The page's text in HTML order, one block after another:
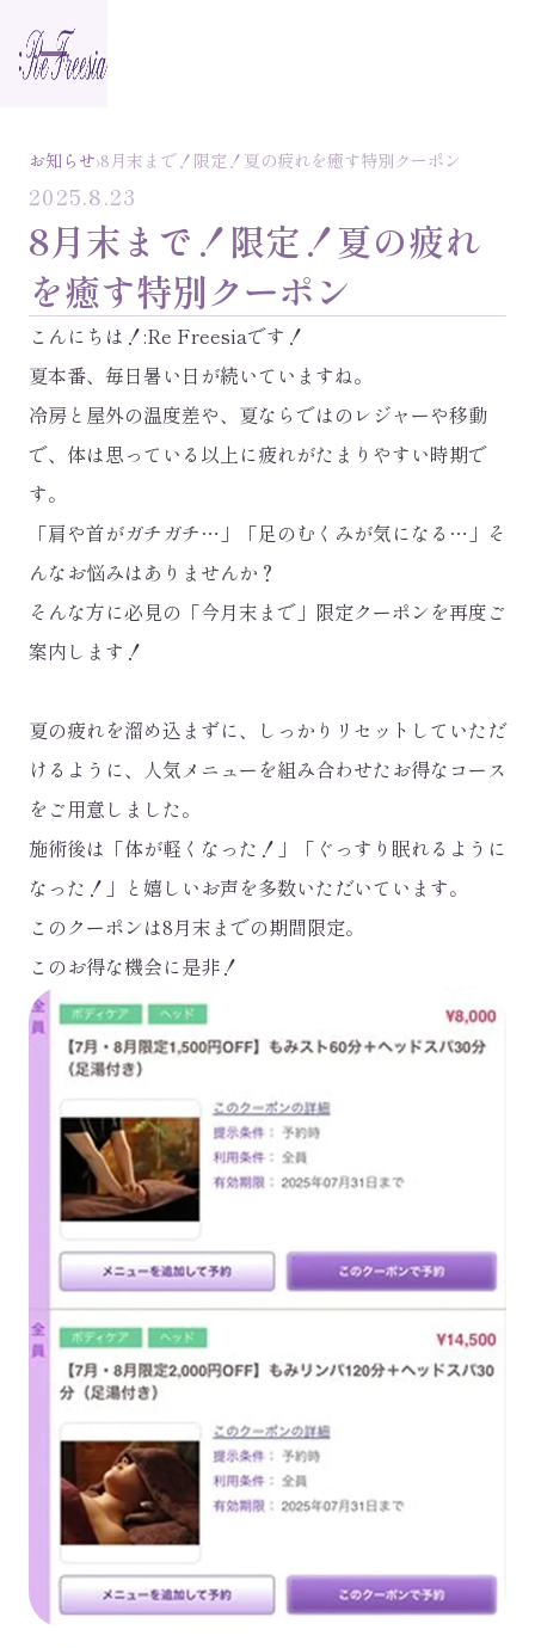
お知らせ›8月末まで！限定！夏の疲れを癒す特別クーポン
2025.8.23
8月末まで！限定！夏の疲れ
を癒す特別クーポン
こんにちは！:Re Freesiaです！
夏本番、毎日暑い日が続いていますね。
冷房と屋外の温度差や、夏ならではのレジャーや移動
で、体は思っている以上に疲れがたまりやすい時期で
す。
「肩や首がガチガチ…」「足のむくみが気になる…」そ
んなお悩みはありませんか？
そんな方に必見の「今月末まで」限定クーポンを再度ご
案内します！
夏の疲れを溜め込まずに、しっかりリセットしていただ
けるように、人気メニューを組み合わせたお得なコース
をご用意しました。
施術後は「体が軽くなった！」「ぐっすり眠れるように
なった！」と嬉しいお声を多数いただいています。
このクーポンは8月末までの期間限定。
このお得な機会に是非！